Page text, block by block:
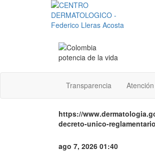
Transparencia
https://
decreto-unico-
ago 7, 2026 01:40